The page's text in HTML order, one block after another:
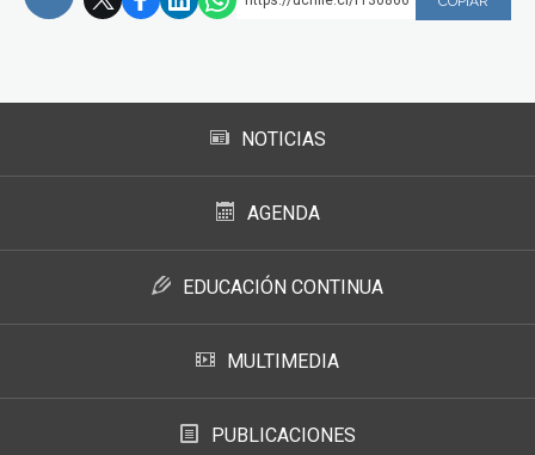
NOTICIAS
AGENDA
EDUCACIÓN CONTINUA
MULTIMEDIA
PUBLICACIONES